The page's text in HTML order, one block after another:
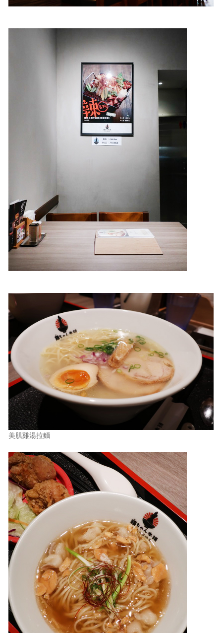
美肌雞湯拉麵